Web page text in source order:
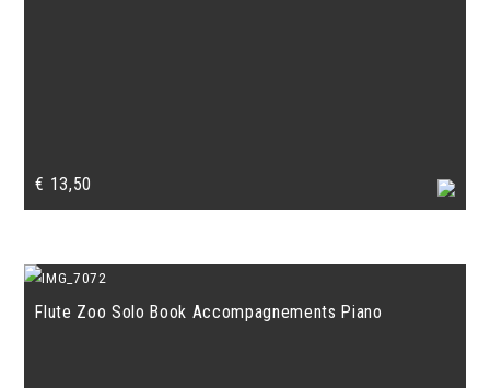
€ 13,50
Flute Zoo Solo Book Accompagnements Piano